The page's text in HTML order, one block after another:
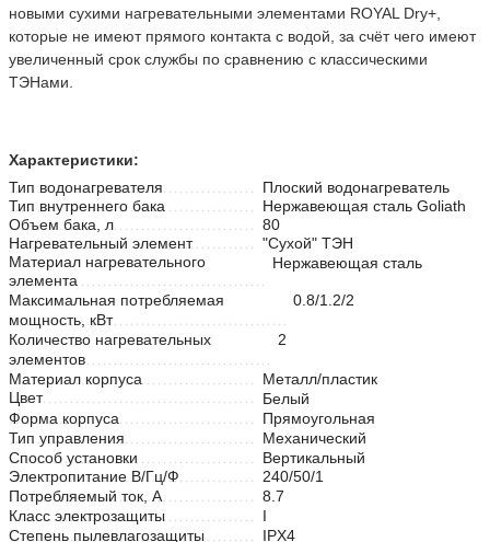
новыми сухими нагревательными элементами ROYAL Dry+,
которые не имеют прямого контакта с водой, за счёт чего имеют
увеличенный срок службы по сравнению с классическими
ТЭНами.
Характеристики:
Тип водонагревателя
Плоский водонагреватель
Тип внутреннего бака
Нержавеющая сталь Goliath
Объем бака, л
80
Нагревательный элемент
"Сухой" ТЭН
Материал нагревательного
элемента
Нержавеющая сталь
Максимальная потребляемая
мощность, кВт
0.8/1.2/2
Количество нагревательных
элементов
2
Материал корпуса
Металл/пластик
Цвет
Белый
Форма корпуса
Прямоугольная
Тип управления
Механический
Способ установки
Вертикальный
Электропитание В/Гц/Ф
240/50/1
Потребляемый ток, А
8.7
Класс электрозащиты
I
Степень пылевлагозащиты
IPX4